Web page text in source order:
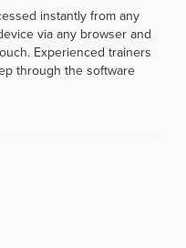
instantly from any
via any browser and
Experienced trainers
through the software